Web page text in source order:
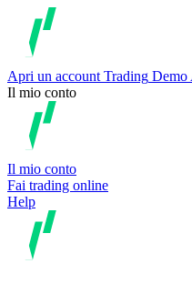
Apri un account Trading Demo
Il mio conto
Il mio conto
Fai trading online
Help